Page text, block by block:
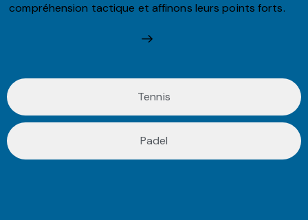
Tennis
Padel
compréhension tactique et affinons leurs points forts.